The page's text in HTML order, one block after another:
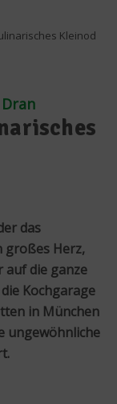
Kleinod
das
großes Herz,
auf die ganze
Kochgarage
in München
ungewöhnliche